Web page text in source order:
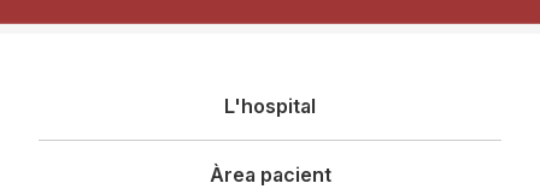
principal
L'hospital
Àrea pacient